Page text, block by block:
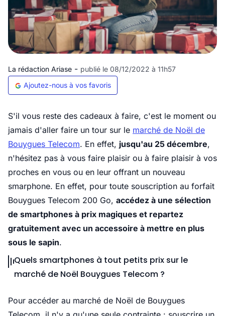
La rédaction Ariase - publié le 08/12/2022 à 11h57
Ajoutez-nous à vos favoris
S'il vous reste des cadeaux à faire, c'est le moment ou
jamais d'aller faire un tour sur le marché de Noël de
Bouygues Telecom. En effet, jusqu'au 25 décembre,
n'hésitez pas à vous faire plaisir ou à faire plaisir à vos
proches en vous ou en leur offrant un nouveau
smarphone. En effet, pour toute souscription au forfait
Bouygues Telecom 200 Go, accédez à une sélection
de smartphones à prix magiques et repartez
gratuitement avec un accessoire à mettre en plus
sous le sapin.
Quels smartphones à tout petits prix sur le
marché de Noël Bouygues Telecom ?
Pour accéder au marché de Noël de Bouygues